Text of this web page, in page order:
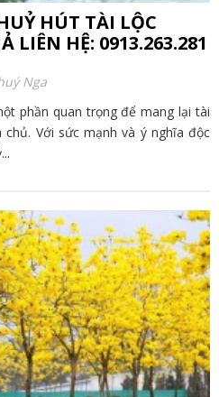
HÚT TÀI LỘC
LIÊN HỆ: 0913.263.281
Nga
phần quan trọng để mang lại tài
Với sức mạnh và ý nghĩa độc